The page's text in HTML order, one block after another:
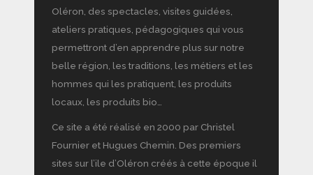
Oléron, des spectacles, visites guidées,
ateliers pratiques, pédagogiques qui vous
permettront d’en apprendre plus sur notre
belle région, les traditions, les métiers et les
hommes qui les pratiquent, les produits
locaux, les produits bio…
Ce site a été réalisé en 2000 par Christel
Fournier et Hugues Chemin. Des premiers
sites sur l’ile d’Oléron créés à cette époque il